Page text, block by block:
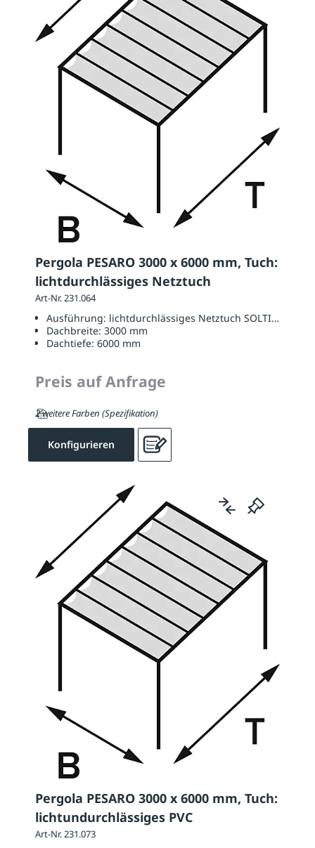
Pergola PESARO 3000 x 6000 mm, Tuch:
lichtdurchlässiges Netztuch
Art-Nr. 231.064
Ausführung: lichtdurchlässiges Netztuch SOLTIS W96
Dachbreite: 3000 mm
Dachtiefe: 6000 mm
Preis auf Anfrage
2 weitere Farben (Spezifikation)
Konfigurieren
Pergola PESARO 3000 x 6000 mm, Tuch:
lichtundurchlässiges PVC
Art-Nr. 231.073